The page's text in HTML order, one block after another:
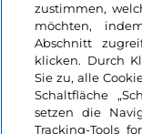
zustimmen,
möchten,
Abschnitt
klicken. Durch
Sie zu, alle
Schaltfläche
setzen die
Tracking-Tools